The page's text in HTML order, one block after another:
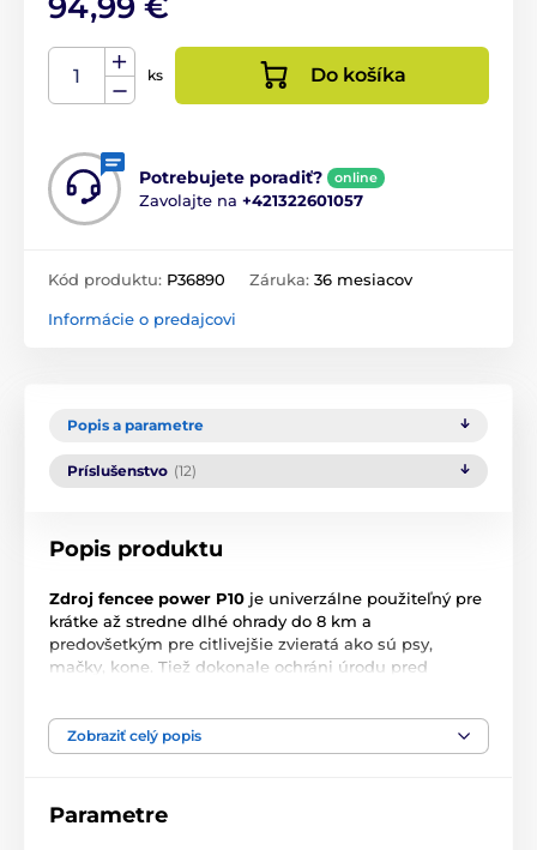
ks Do košíka
Potrebujete poradiť? online
Zavolajte na +421322601057
Kód produktu: P36890 Záruka: 36 mesiacov
Informácie o predajcovi
Popis a parametre
Príslušenstvo (12)
Popis produktu
Zdroj fencee power P10 je univerzálne použiteľný pre
krátke až stredne dlhé ohrady do 8 km a
predovšetkým pre citlivejšie zvieratá ako sú psy,
mačky, kone. Tiež dokonale ochráni úrodu pred
najnovšie mikroprocesorovou technológiou vnútri
ponúka praktické riešenia a umožňuje jednoduchú
prevádzku zdroja. Inteligentná elektronika s
technológiou SafeShock umožňuje obzvlášť bezpečné
Zobraziť celý popis
Parametre